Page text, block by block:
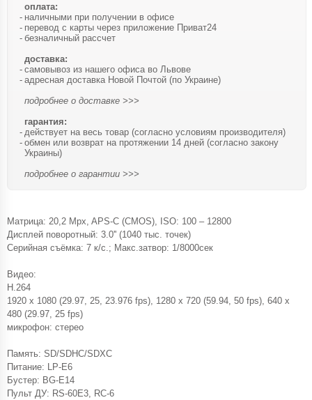
оплата:
наличными при получении в офисе
перевод с карты через приложение Приват24
безналичный рассчет
доставка:
самовывоз из нашего офиса во Львове
адресная доставка Новой Почтой (по Украине)
подробнее о доставке >>>
гарантия:
действует на весь товар (согласно условиям производителя)
обмен или возврат на протяжении 14 дней (согласно закону
Украины)
подробнее о гарантии >>>
Матрица: 20,2 Mpx, APS-C (CMOS), ISO: 100 – 12800
Дисплей поворотный: 3.0'' (1040 тыс. точек)
Серийная съёмка: 7 к/с.; Макс.затвор: 1/8000сек
Видео:
H.264
1920 x 1080 (29.97, 25, 23.976 fps), 1280 x 720 (59.94, 50 fps), 640 x
480 (29.97, 25 fps)
микрофон: стерео
Память: SD/SDHC/SDXC
Питание: LP-E6
Бустер: BG-E14
Пульт ДУ: RS-60E3, RC-6